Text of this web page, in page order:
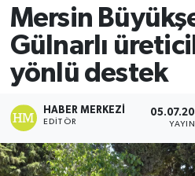
Mersin
Gülnarlı
yönlü destek
HABER MERKEZI
EDITÖR
SİYASET
EKONOMİ
SAĞLIK
MAGAZİN
Süper Lig Puan Durumu
Tüm Manşetler
Haber Arşivi